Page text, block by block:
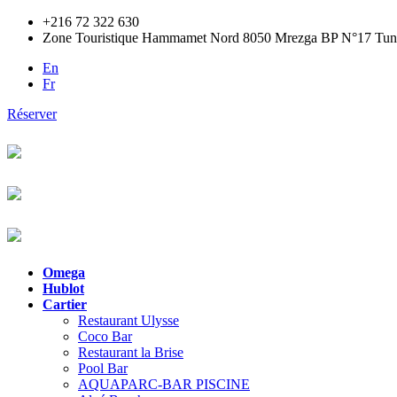
+216 72 322 630
Zone Touristique Hammamet Nord 8050 Mrezga BP N°17
En
Fr
Réserver
Omega
Hublot
Cartier
Restaurant Ulysse
Coco Bar
Restaurant la Brise
Pool Bar
AQUAPARC-BAR PISCINE